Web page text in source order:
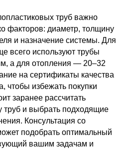
труб важно
факторов: диаметр, толщину
и назначение системы. Для
всего используют трубы
а для отопления — 20–32
на сертификаты качества
чтобы избежать покупки
заранее рассчитать
труб и выбрать подходящие
Консультация со
подобрать оптимальный
вашим задачам и